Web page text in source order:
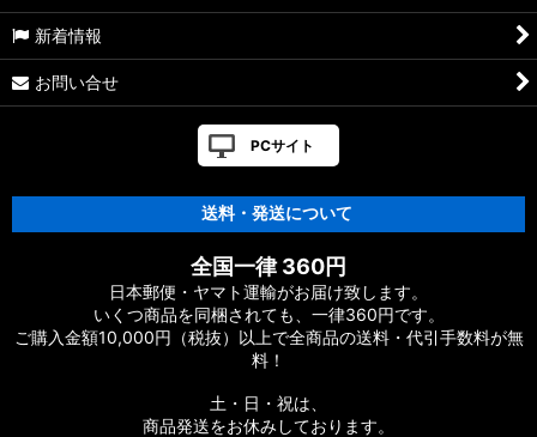
新着情報
お問い合せ
PCサイト
送料・発送について
全国一律 360円
日本郵便・ヤマト運輸がお届け致します。
いくつ商品を同梱されても、一律360円です。
ご購入金額10,000円（税抜）以上で全商品の送料・代引手数料が無
料！
土・日・祝は、
商品発送をお休みしております。